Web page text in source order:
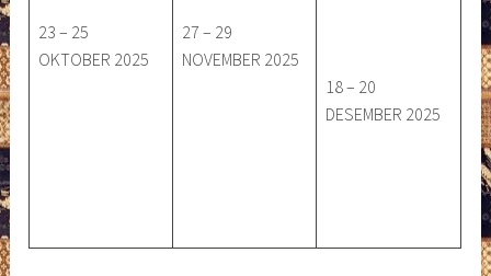
23 – 25
OKTOBER 2025
27 – 29
NOVEMBER 2025
18 – 20
DESEMBER 2025